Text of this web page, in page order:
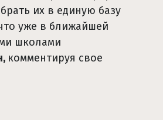
их в единую базу
уже в ближайшей
школами
комментируя свое